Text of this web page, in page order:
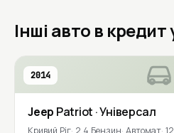
Інші авто в кредит
2014
Jeep Patriot · Універсал
Кривий Ріг 2.4 Бензин Автомат